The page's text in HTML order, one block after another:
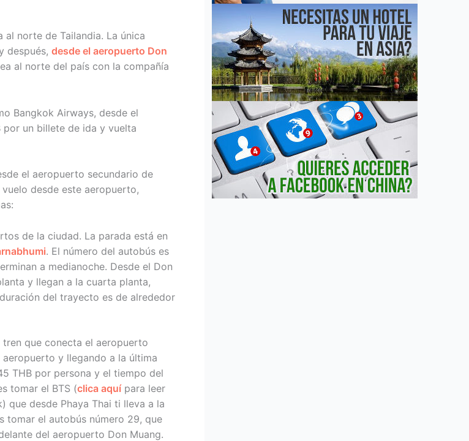
al norte de Tailandia. La única
después, desde el aeropuerto Don
al norte del país con la compañía
Bangkok Airways, desde el
por un billete de ida y vuelta
el aeropuerto secundario de
desde este aeropuerto,
de la ciudad. La parada está en
. El número del autobús es
a medianoche. Desde el Don
y llegan a la cuarta planta,
del trayecto es de alrededor
que conecta el aeropuerto
y llegando a la última
THB por persona y el tiempo del
tomar el BTS (clica aquípara leer
que desde Phaya Thai ti lleva a la
tomar el autobús número 29, que
del aeropuerto Don Muang.